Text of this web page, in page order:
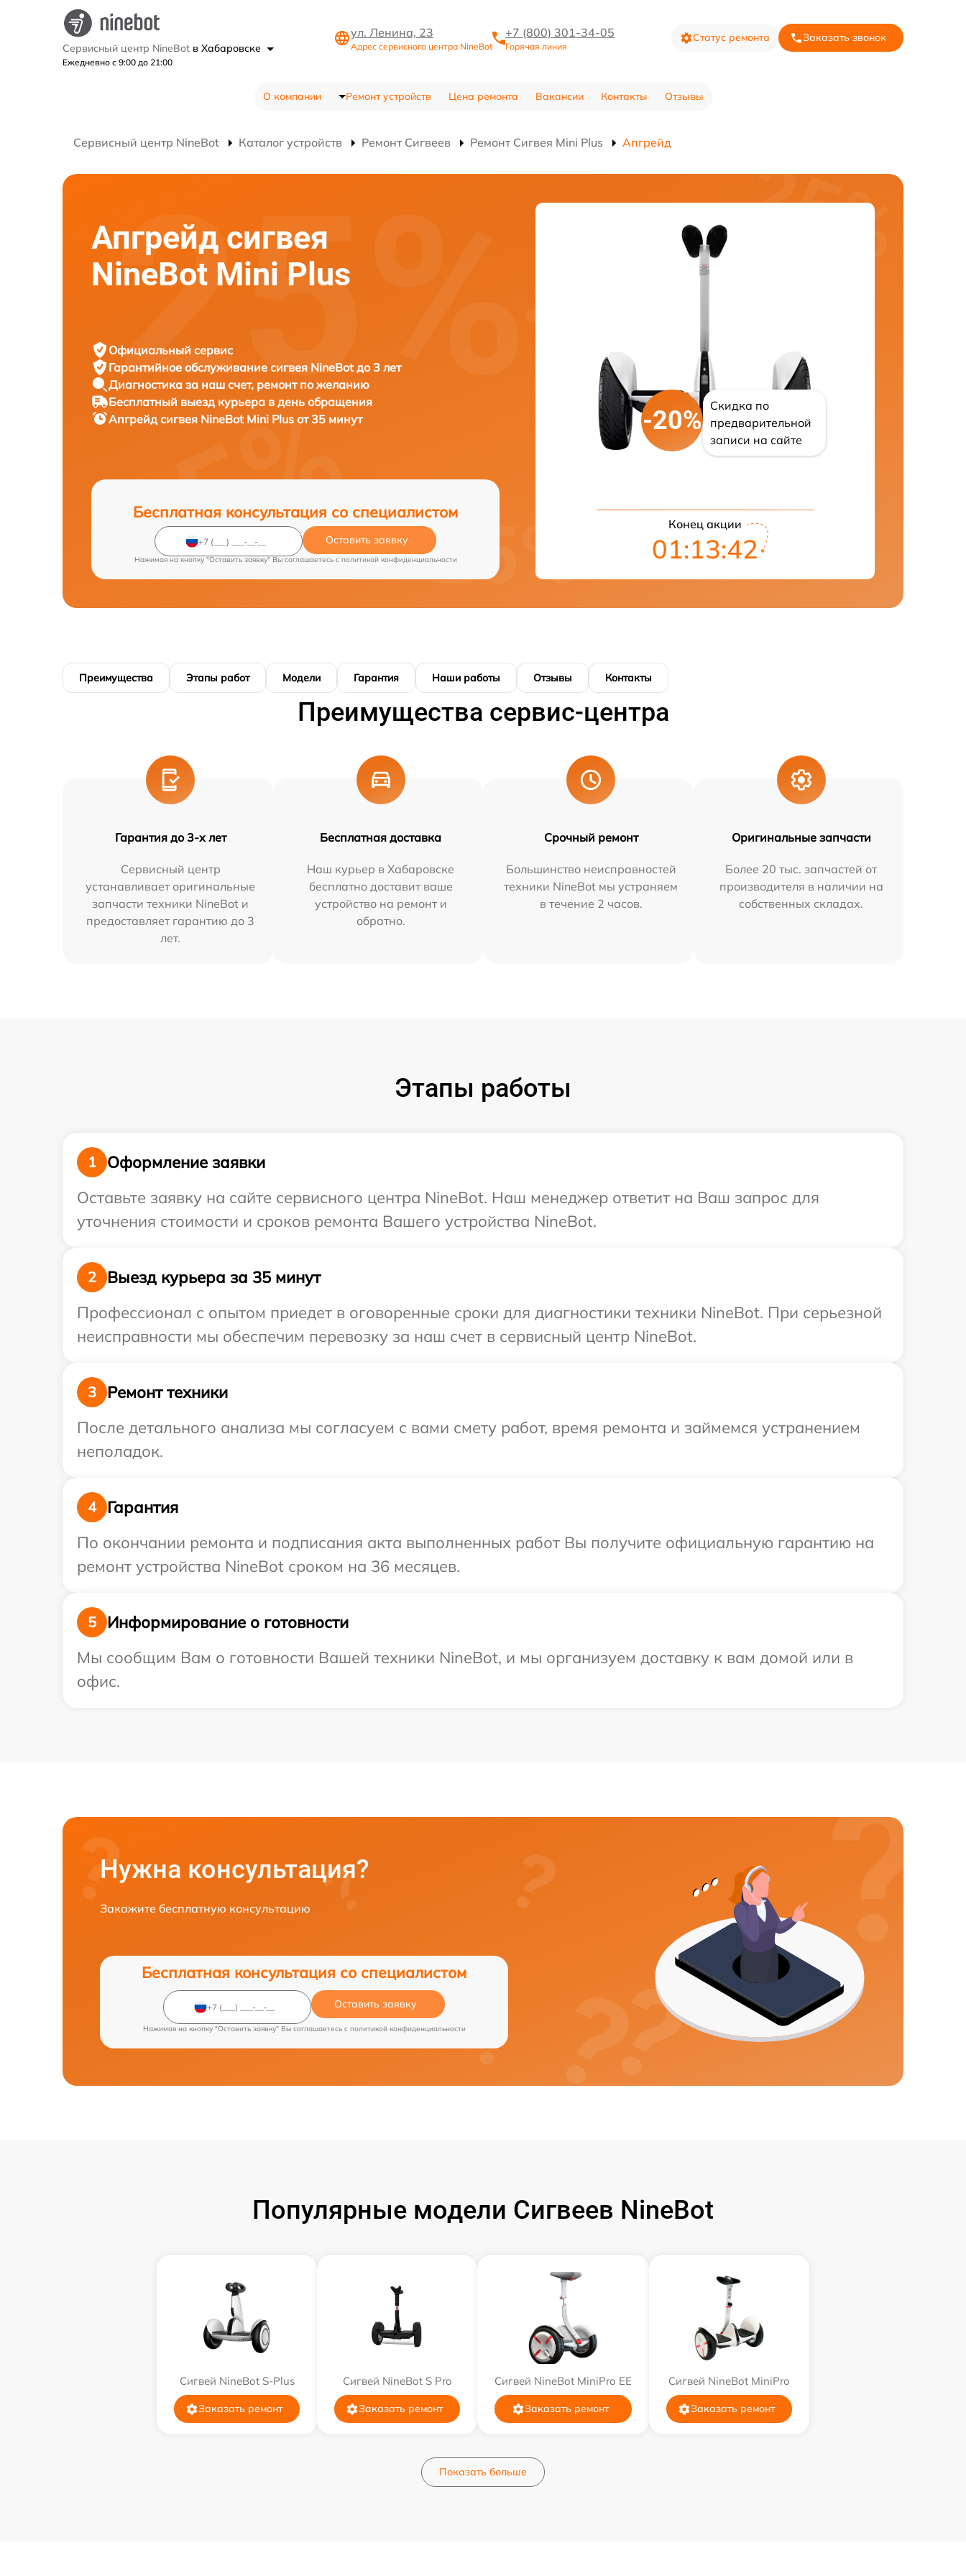
Сервисный центр NineBot в Хабаровске
Ежедневно с 9:00 до 21:00
ул. Ленина, 23
Адрес сервисного центра NineBot
+7 (800) 301-34-05
Горячая линия
Статус ремонта Заказать звонок
О компании Ремонт устройств Цена ремонта Вакансии Контакты Отзывы
Сервисный центр NineBot Каталог устройств Ремонт Сигвеев Ремонт Сигвея Mini Plus Апгрейд
Апгрейд сигвея
NineBot Mini Plus
Официальный сервис
Гарантийное обслуживание сигвея NineBot до 3 лет
Диагностика за наш счет, ремонт по желанию
Бесплатный выезд курьера в день обращения
Апгрейд сигвея NineBot Mini Plus от 35 минут
Бесплатная консультация со специалистом
Оставить заявку
Нажимая на кнопку "Оставить заявку" Вы соглашаетесь c политикой конфиденциальности
-20%
Скидка по
предварительной
записи на сайте
Конец акции
01:13:42
Преимущества Этапы работ Модели Гарантия Наши работы Отзывы Контакты
Преимущества сервис-центра
Гарантия до 3-х лет
Сервисный центр
устанавливает оригинальные
запчасти техники NineBot и
предоставляет гарантию до 3
лет.
Бесплатная доставка
Наш курьер в Хабаровске
бесплатно доставит ваше
устройство на ремонт и
обратно.
Срочный ремонт
Большинство неисправностей
техники NineBot мы устраняем
в течение 2 часов.
Оригинальные запчасти
Более 20 тыс. запчастей от
производителя в наличии на
собственных складах.
Этапы работы
1
Оформление заявки
Оставьте заявку на сайте сервисного центра NineBot. Наш менеджер ответит на Ваш запрос для
уточнения стоимости и сроков ремонта Вашего устройства NineBot.
2
Выезд курьера за 35 минут
Профессионал с опытом приедет в оговоренные сроки для диагностики техники NineBot. При серьезной
неисправности мы обеспечим перевозку за наш счет в сервисный центр NineBot.
3
Ремонт техники
После детального анализа мы согласуем с вами смету работ, время ремонта и займемся устранением
неполадок.
4
Гарантия
По окончании ремонта и подписания акта выполненных работ Вы получите официальную гарантию на
ремонт устройства NineBot сроком на 36 месяцев.
5
Информирование о готовности
Мы сообщим Вам о готовности Вашей техники NineBot, и мы организуем доставку к вам домой или в
офис.
Нужна консультация?
Закажите бесплатную консультацию
Бесплатная консультация со специалистом
Оставить заявку
Нажимая на кнопку "Оставить заявку" Вы соглашаетесь c политикой конфиденциальности
Популярные модели Сигвеев NineBot
Сигвей NineBot S-Plus
Заказать ремонт
Сигвей NineBot S Pro
Заказать ремонт
Сигвей NineBot MiniPro EE
Заказать ремонт
Сигвей NineBot MiniPro
Заказать ремонт
Показать больше